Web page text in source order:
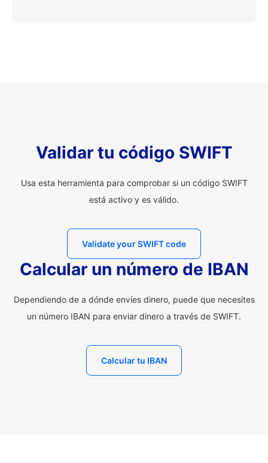
Validar tu código SWIFT
Usa esta herramienta para comprobar si un código SWIFT
está activo y es válido.
Validate your SWIFT code
Calcular un número de IBAN
Dependiendo de a dónde envíes dinero, puede que necesites
un número IBAN para enviar dinero a través de SWIFT.
Calcular tu IBAN